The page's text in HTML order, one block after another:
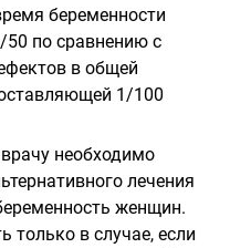
беременности
50 по сравнению с
в общей
1/100
необходимо
лечения
женщин.
только в случае, если